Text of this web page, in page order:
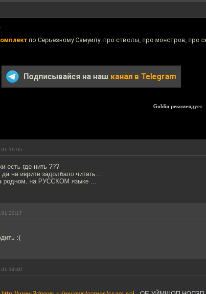
по Серьезному Самуилу: про стволы, про монстров, про
Подписывайся на наш канал в Telegram
Goblin рекомендует
19:05
есть где-нить ???
на иврите задолбало читать...
родном, на РУССКОМ языке ...
20:17
:(
14:40